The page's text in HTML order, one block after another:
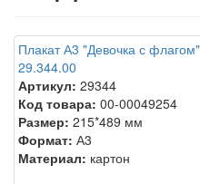
Плакат А3 "Девочка с
29.344.00
Артикул: 29344
Код товара: 00-00049254
Размер: 215*489 мм
Формат: А3
Материал: картон